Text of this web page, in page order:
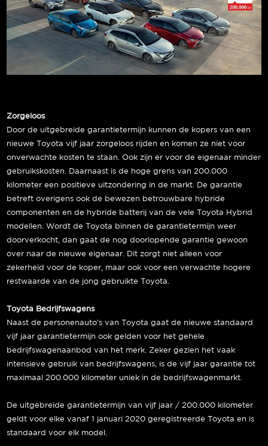
Zorgeloos
Door de uitgebreide garantietermijn kunnen de kopers van een
nieuwe Toyota vijf jaar zorgeloos rijden en komen ze niet voor
onverwachte kosten te staan. Ook zijn er voor de eigenaar minder
gebruikskosten. Daarnaast is de hoge grens van 200.000
kilometer een positieve uitzondering in de markt. De garantie
betreft overigens ook de bewezen betrouwbare hybride
componenten en de hybride batterij van de vele Toyota Hybrid
modellen. Wordt de Toyota binnen de garantietermijn weer
doorverkocht, dan gaat de nog doorlopende garantie gewoon
over naar de nieuwe eigenaar. Dit zorgt niet alleen voor
zekerheid voor de koper, maar ook voor een verwachte hogere
restwaarde van de jong gebruikte Toyota.
Toyota Bedrijfswagens
Naast de personenauto’s van Toyota gaat de nieuwe standaard
vijf jaar garantietermijn ook gelden voor het gehele
bedrijfswagenaanbod van het merk. Zeker gezien het vaak
intensieve gebruik van bedrijfswagens, is de vijf jaar garantie tot
maximaal 200.000 kilometer uniek in de bedrijfswagenmarkt.
De uitgebreide garantietermijn van vijf jaar / 200.000 kilometer
geldt voor elke vanaf 1 januari 2020 geregistreerde Toyota en is
standaard voor elk model.